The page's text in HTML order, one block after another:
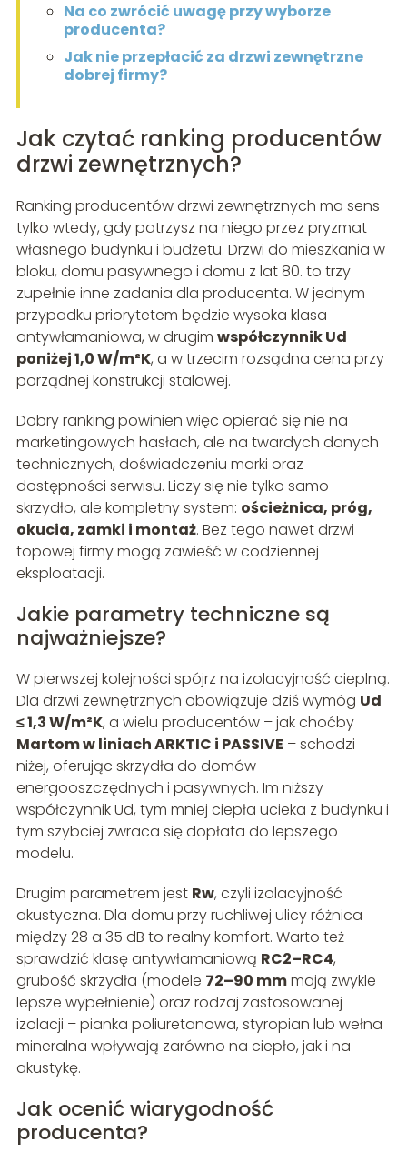
Na co zwrócić uwagę przy wyborze
producenta?
Jak nie przepłacić za drzwi zewnętrzne
dobrej firmy?
Jak czytać ranking producentów
drzwi zewnętrznych?
Ranking producentów drzwi zewnętrznych ma sens
tylko wtedy, gdy patrzysz na niego przez pryzmat
własnego budynku i budżetu. Drzwi do mieszkania w
bloku, domu pasywnego i domu z lat 80. to trzy
zupełnie inne zadania dla producenta. W jednym
przypadku priorytetem będzie wysoka klasa
antywłamaniowa, w drugim współczynnik Ud
poniżej 1,0 W/m²K, a w trzecim rozsądna cena przy
porządnej konstrukcji stalowej.
Dobry ranking powinien więc opierać się nie na
marketingowych hasłach, ale na twardych danych
technicznych, doświadczeniu marki oraz
dostępności serwisu. Liczy się nie tylko samo
skrzydło, ale kompletny system: ościeżnica, próg,
okucia, zamki i montaż. Bez tego nawet drzwi
topowej firmy mogą zawieść w codziennej
eksploatacji.
Jakie parametry techniczne są
najważniejsze?
W pierwszej kolejności spójrz na izolacyjność cieplną.
Dla drzwi zewnętrznych obowiązuje dziś wymóg Ud
≤ 1,3 W/m²K, a wielu producentów – jak choćby
Martom w liniach ARKTIC i PASSIVE – schodzi
niżej, oferując skrzydła do domów
energooszczędnych i pasywnych. Im niższy
współczynnik Ud, tym mniej ciepła ucieka z budynku i
tym szybciej zwraca się dopłata do lepszego
modelu.
Drugim parametrem jest Rw, czyli izolacyjność
akustyczna. Dla domu przy ruchliwej ulicy różnica
między 28 a 35 dB to realny komfort. Warto też
sprawdzić klasę antywłamaniową RC2–RC4,
grubość skrzydła (modele 72–90 mmmają zwykle
lepsze wypełnienie) oraz rodzaj zastosowanej
izolacji – pianka poliuretanowa, styropian lub wełna
mineralna wpływają zarówno na ciepło, jak i na
akustykę.
Jak ocenić wiarygodność
producenta?